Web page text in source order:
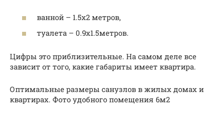
ванной – 1.5х2 метров,
туалета – 0.9х1.5метров.
Цифры это приблизительные. На самом деле все
зависит от того, какие габариты имеет квартира.
Оптимальные размеры санузлов в жилых домах и
квартирах. Фото удобного помещения 6м2